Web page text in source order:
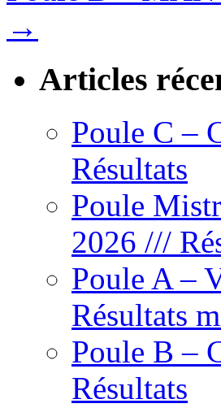
→
Articles
Poule C –
Résultats
Poule
2026 ///
Poule A –
Résultats
Poule B –
Résultats